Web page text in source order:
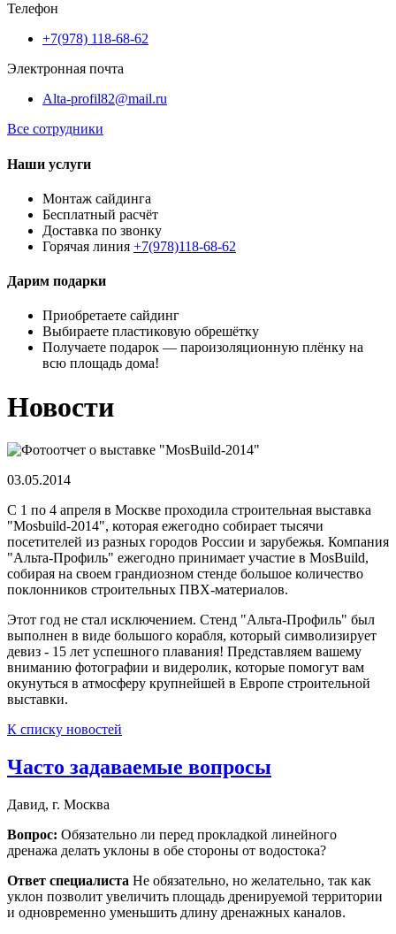
Телефон
+7(978) 118-68-62
Электронная почта
Alta-profil82@mail.ru
Все сотрудники
Наши услуги
Монтаж сайдинга
Бесплатный расчёт
Доставка по звонку
Горячая линия +7(978)118-68-62
Дарим подарки
Приобретаете сайдинг
Выбираете пластиковую обрешётку
Получаете подарок — пароизоляционную плёнку на
всю площадь дома!
Новости
03.05.2014
С 1 по 4 апреля в Москве проходила строительная выставка
"Mosbuild-2014", которая ежегодно собирает тысячи
посетителей из разных городов России и зарубежья. Компания
"Альта-Профиль" ежегодно принимает участие в MosBuild,
собирая на своем грандиозном стенде большое количество
поклонников строительных ПВХ-материалов.
Этот год не стал исключением. Стенд "Альта-Профиль" был
выполнен в виде большого корабля, который символизирует
девиз - 15 лет успешного плавания! Представляем вашему
вниманию фотографии и видеролик, которые помогут вам
окунуться в атмосферу крупнейшей в Европе строительной
выставки.
К списку новостей
Часто задаваемые вопросы
Давид, г. Москва
Вопрос: Обязательно ли перед прокладкой линейного
дренажа делать уклоны в обе стороны от водостока?
Ответ специалиста Не обязательно, но желательно, так как
уклон позволит увеличить площадь дренируемой территории
и одновременно уменьшить длину дренажных каналов.